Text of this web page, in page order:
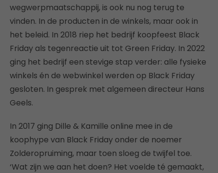
wegwerpmaatschappij, is ook nu nog terug te
vinden. In de producten in de winkels, maar ook in
het beleid. In 2018 riep het bedrijf koopfeest Black
Friday als tegenreactie uit tot Green Friday. In 2022
ging het bedrijf een stevige stap verder: alle fysieke
winkels én de webwinkel werden op Black Friday
gesloten. In gesprek met algemeen directeur Hans
Geels.
In 2017 ging Dille & Kamille online mee in de
koophype van Black Friday onder de noemer
Zolderopruiming, maar toen sloeg de twijfel toe.
‘Wat zijn we aan het doen? Het voelde té gemaakt,